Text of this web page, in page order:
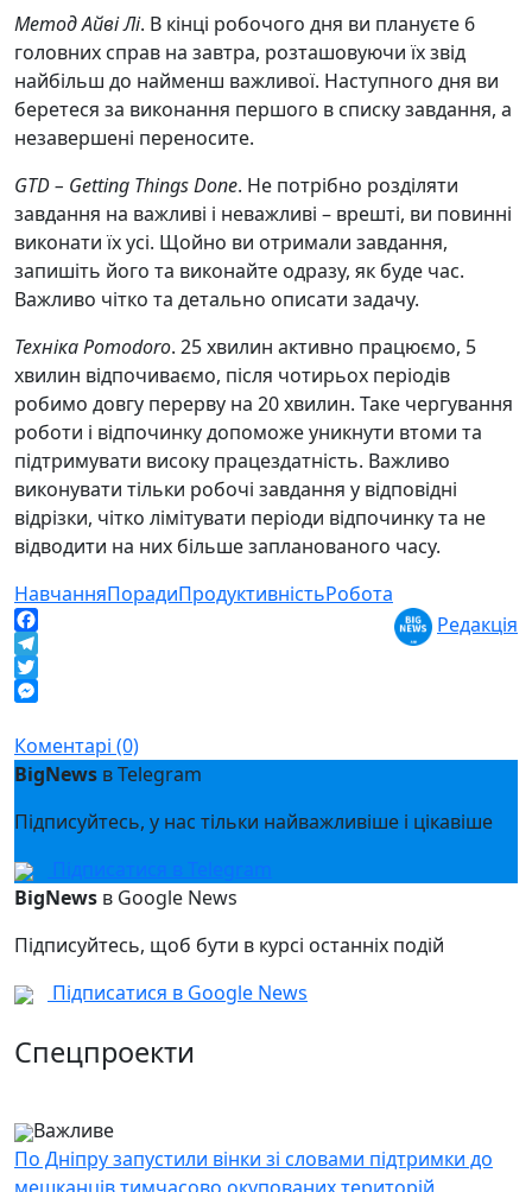
Метод Айві Лі. В кінці робочого дня ви плануєте 6
головних справ на завтра, розташовуючи їх звід
найбільш до найменш важливої. Наступного дня ви
беретеся за виконання першого в списку завдання, а
незавершені переносите.
GTD – Getting Things Done. Не потрібно розділяти
завдання на важливі і неважливі – врешті, ви повинні
виконати їх усі. Щойно ви отримали завдання,
запишіть його та виконайте одразу, як буде час.
Важливо чітко та детально описати задачу.
Техніка Pomodoro. 25 хвилин активно працюємо, 5
хвилин відпочиваємо, після чотирьох періодів
робимо довгу перерву на 20 хвилин. Таке чергування
роботи і відпочинку допоможе уникнути втоми та
підтримувати високу працездатність. Важливо
виконувати тільки робочі завдання у відповідні
відрізки, чітко лімітувати періоди відпочинку та не
відводити на них більше запланованого часу.
НавчанняПорадиПродуктивністьРобота
Facebook
Telegram
Twitter
Редакція
Коментарі (0)
BigNews в Telegram
Підписуйтесь, у нас тільки найважливіше і цікавіше
Підписатися в Telegram
BigNews в Google News
Підписуйтесь, щоб бути в курсі останніх подій
Підписатися в Google News
Спецпроекти
Важливе
По Дніпру запустили вінки зі словами підтримки до